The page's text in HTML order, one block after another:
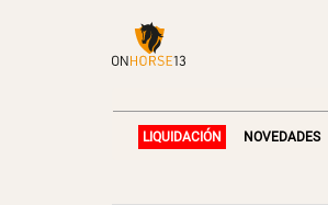
LIQUIDACIÓN NOVEDADES